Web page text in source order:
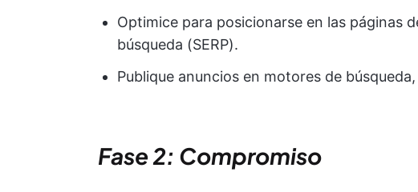
Optimice para posicionarse en las páginas
búsqueda (SERP).
Publique anuncios en motores de
Fase 2: Compromiso